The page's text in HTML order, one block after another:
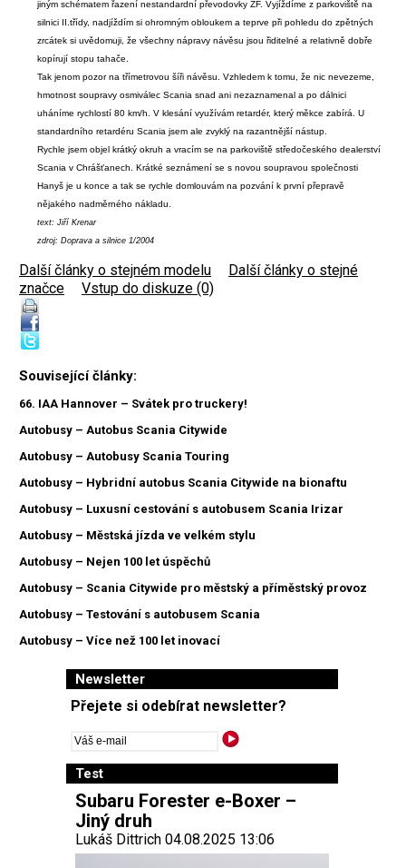
jiným schématem řazení nestandardní převodovky ZF. Vyjíždíme z parkoviště na
silnici II.třídy, nadjíždím si ohromným obloukem a teprve při pohledu do zpětných
zrcátek si uvědomuji, že všechny nápravy návěsu jsou řiditelné a relativně dobře
kopírují stopu tahače.
Tak jenom pozor na třímetrovou šíři návěsu. Vzhledem k tomu, že nic nevezeme,
hmotnost soupravy osmiválec Scania snad ani nezaznamenal a po dálnici
uháníme rychlostí 80 km/h. V klesání využívám retardér, který měkce zabírá. U
standardního retardéru Scania jsem ale zvyklý na razantnější nástup.
Rychle jsem objel krátký okruh a vracím se na parkoviště středočeského dealerství
Scania v Chrášťanech. Krátké seznámení se s novou soupravou společnosti
Hanyš je u konce a tak se rychle domlouvám na pozvání k první přepravě
nějakého nadměrného nákladu.
text: Jiří Krenar
zdroj: Doprava a silnice 1/2004
Další články o stejném modelu
Další články o stejné
značce
Vstup do diskuze (0)
Související články:
66. IAA Hannover – Svátek pro truckery!
Autobusy – Autobus Scania Citywide
Autobusy – Autobusy Scania Touring
Autobusy – Hybridní autobus Scania Citywide na bionaftu
Autobusy – Luxusní cestování s autobusem Scania Irizar
Autobusy – Městská jízda ve velkém stylu
Autobusy – Nejen 100 let úspěchů
Autobusy – Scania Citywide pro městský a příměstský provoz
Autobusy – Testování s autobusem Scania
Autobusy – Více než 100 let inovací
Newsletter
Přejete si odebírat newsletter?
Test
Subaru Forester e-Boxer –
Jiný druh
Lukáš Dittrich 04.08.2025 13:06